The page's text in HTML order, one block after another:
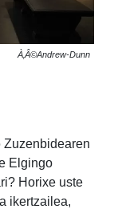
À‚Â©Andrew-Dunn
Zuzenbidearen
Elgingo
Horixe uste
ikertzailea,